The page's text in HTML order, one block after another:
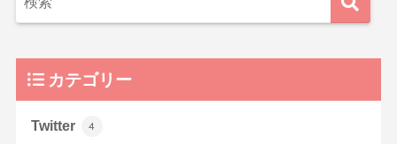
カテゴリー
Twitter 4